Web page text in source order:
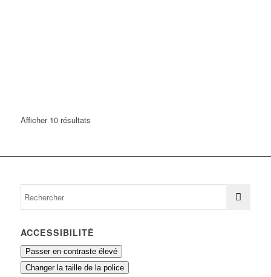
Afficher 10 résultats
ACCESSIBILITÉ
Passer en contraste élevé
Changer la taille de la police